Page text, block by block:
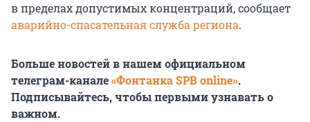
в пределах допустимых концентраций, сообщает
аварийно-спасательная служба региона.
Больше новостей в нашем официальном
телеграм-канале«Фонтанка SPB online».
Подписывайтесь, чтобы первыми узнавать о
важном.